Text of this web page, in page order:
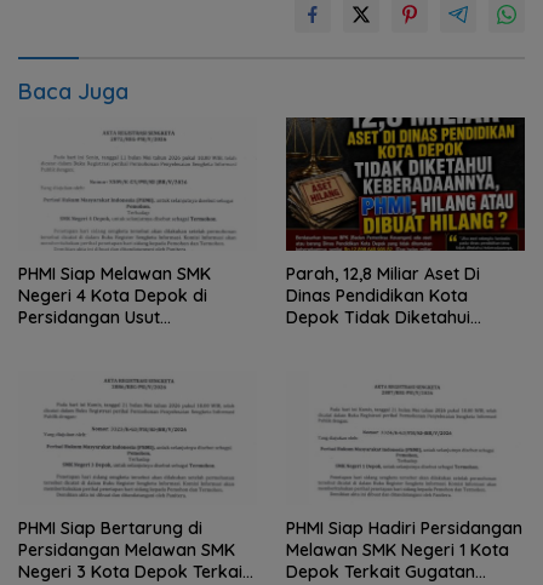
Baca Juga
PHMI Siap Melawan SMK
Negeri 4 Kota Depok di
Persidangan Usut
Parah, 12,8 Miliar Aset Di
Dinas Pendidikan Kota
Depok Tidak Diketahui
PHMI Siap Bertarung di
Persidangan Melawan SMK
Negeri 3 Kota Depok Terkait
PHMI Siap Hadiri Persidangan
Melawan SMK Negeri 1 Kota
Depok Terkait Gugatan